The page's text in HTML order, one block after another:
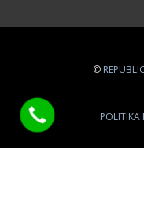
©
POLITIKA